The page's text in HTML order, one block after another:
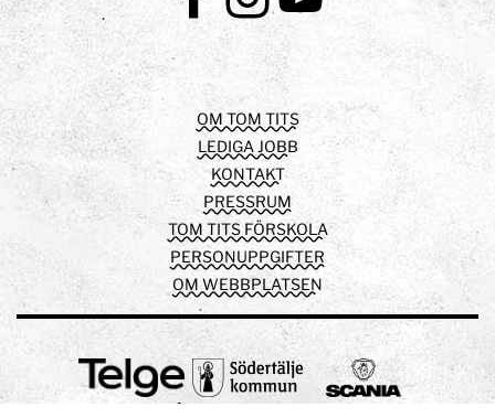
FacebookInstagramYoutube
OM TOM TITS
LEDIGA JOBB
KONTAKT
PRESSRUM
TOM TITS FÖRSKOLA
PERSONUPPGIFTER
OM WEBBPLATSEN